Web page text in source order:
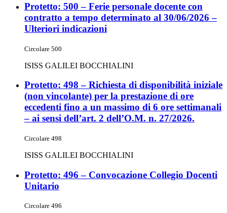
Protetto: 500 – Ferie personale docente con
contratto a tempo determinato al 30/06/2026 –
Ulteriori indicazioni
Circolare 500
ISISS GALILEI BOCCHIALINI
Protetto: 498 – Richiesta di disponibilità iniziale
(non vincolante) per la prestazione di ore
eccedenti fino a un massimo di 6 ore settimanali
– ai sensi dell’art. 2 dell’O.M. n. 27/2026.
Circolare 498
ISISS GALILEI BOCCHIALINI
Protetto: 496 – Convocazione Collegio Docenti
Unitario
Circolare 496